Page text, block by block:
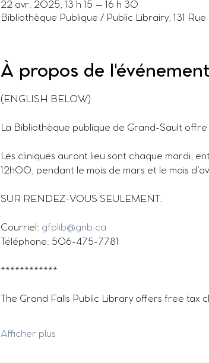
22 avr. 2025, 13 h 15 – 16 h 30
Bibliothèque Publique / Public Librairy, 131
À propos de l'événement
(ENGLISH BELOW)
La Bibliothèque publique de Grand-Sault offre
Les cliniques auront lieu sont chaque mardi,
12h00, pendant le mois de mars et le mois
SUR RENDEZ-VOUS SEULEMENT.
Courriel: gfplib@gnb.ca
Téléphone: 506-475-7781
************
The Grand Falls Public Library offers free tax
Afficher plus